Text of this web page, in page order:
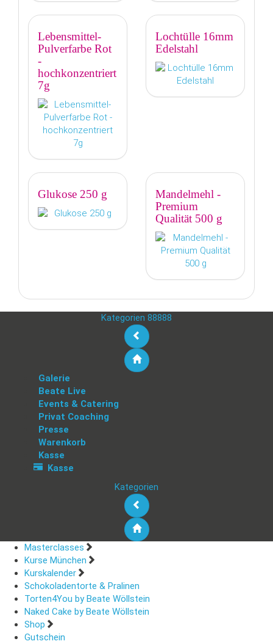
Lebensmittel-
Pulverfarbe Rot
-
hochkonzentriert
7g
Lochtülle 16mm
Edelstahl
Glukose 250 g
Mandelmehl -
Premium
Qualität 500 g
Kategorien 88888
Galerie
Beate Live
Events & Catering
Privat Coaching
Presse
Warenkorb
Kasse
Kasse
Kategorien
Masterclasses
Kurse München
Kurskalender
Schokoladentorte & Pralinen
Torten4You by Beate Wöllstein
Naked Cake by Beate Wöllstein
Shop
Gutschein